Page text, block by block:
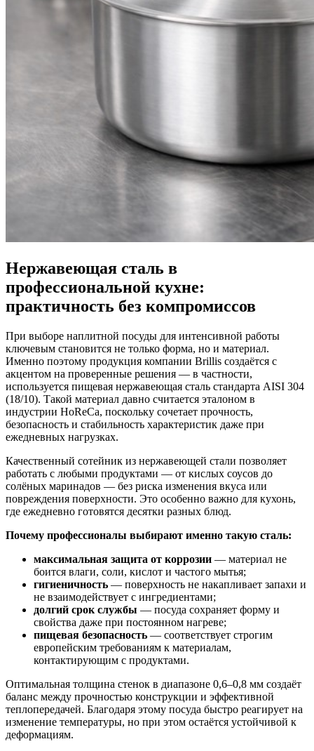
Нержавеющая сталь в
профессиональной кухне:
практичность без компромиссов
При выборе наплитной посуды для интенсивной работы
ключевым становится не только форма, но и материал.
Именно поэтому продукция компании Brillis создаётся с
акцентом на проверенные решения — в частности,
используется пищевая нержавеющая сталь стандарта AISI 304
(18/10). Такой материал давно считается эталоном в
индустрии HoReCa, поскольку сочетает прочность,
безопасность и стабильность характеристик даже при
ежедневных нагрузках.
Качественный сотейник из нержавеющей стали позволяет
работать с любыми продуктами — от кислых соусов до
солёных маринадов — без риска изменения вкуса или
повреждения поверхности. Это особенно важно для кухонь,
где ежедневно готовятся десятки разных блюд.
Почему профессионалы выбирают именно такую сталь:
максимальная защита от коррозии — материал не
боится влаги, соли, кислот и частого мытья;
гигиеничность — поверхность не накапливает запахи и
не взаимодействует с ингредиентами;
долгий срок службы — посуда сохраняет форму и
свойства даже при постоянном нагреве;
пищевая безопасность — соответствует строгим
европейским требованиям к материалам,
контактирующим с продуктами.
Оптимальная толщина стенок в диапазоне 0,6–0,8 мм создаёт
баланс между прочностью конструкции и эффективной
теплопередачей. Благодаря этому посуда быстро реагирует на
изменение температуры, но при этом остаётся устойчивой к
деформациям.